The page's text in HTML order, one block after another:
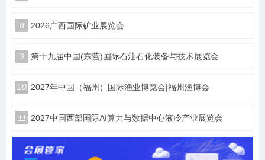
8 2026广西国际矿业展览会
9 第十九届中国(东营)国际石油石化装备与技术展览会
10 2027年中国（福州）国际渔业博览会|福州渔博会
11 2027中国西部国际AI算力与数据中心液冷产业展览会